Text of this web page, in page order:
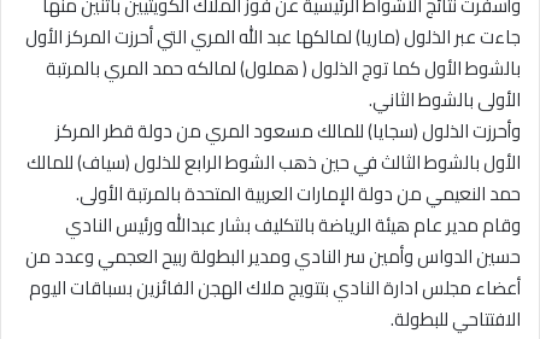
جاءت عبر الذلول (ماريا) لمالكها عبد الله المري التي أحرزت المركز الأول
بالشوط الأول كما توج الذلول ( هملول) لمالكه حمد المري بالمرتبة
الأولى بالشوط الثاني.
وأحرزت الذلول (سجايا) للمالك مسعود المري من دولة قطر المركز
الأول بالشوط الثالث في حين ذهب الشوط الرابع للذلول (سياف) للمالك
حمد النعيمي من دولة الإمارات العربية المتحدة بالمرتبة الأولى.
وقام مدير عام هيئة الرياضة بالتكليف بشار عبدالله ورئيس النادي
حسين الدواس وأمين سر النادي ومدير البطولة ربيح العجمي وعدد من
أعضاء مجلس ادارة النادي بتتويج ملاك الهجن الفائزين بسباقات اليوم
الافتتاحي للبطولة.